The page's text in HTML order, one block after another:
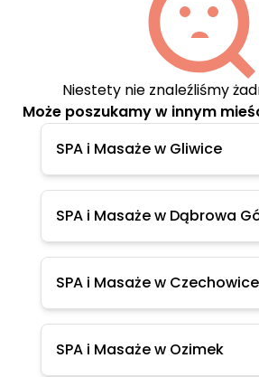
Niestety nie znaleźliśmy
Może poszukamy w innym
SPA i Masaże w Gliwice
SPA i Masaże w Dąbrowa
SPA i Masaże w
SPA i Masaże w Ozimek